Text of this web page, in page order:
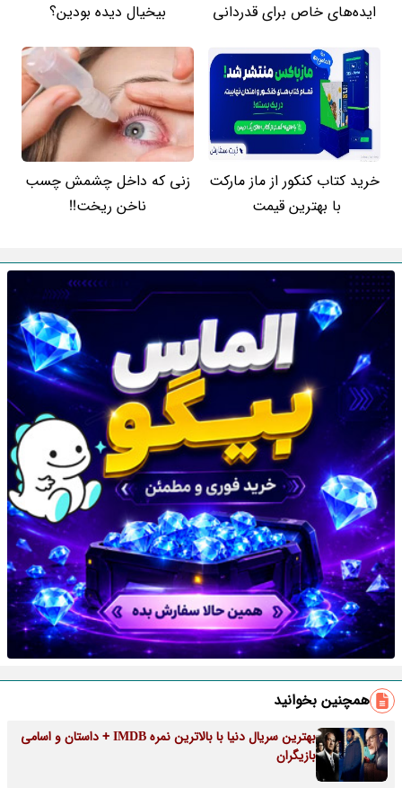
ایده‌های خاص برای قدردانی
بیخیال دیده بودین؟
خرید کتاب کنکور از ماز مارکت
با بهترین قیمت
زنی که داخل چشمش چسب
ناخن ریخت!!
همچنین بخوانید
بهترین سریال دنیا با بالاترین نمره IMDB + داستان و اسامی
بازیگران